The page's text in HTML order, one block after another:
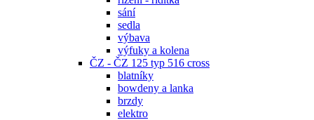
sání
sedla
výbava
výfuky a kolena
ČZ - ČZ 125 typ 516 cross
blatníky
bowdeny a lanka
brzdy
elektro